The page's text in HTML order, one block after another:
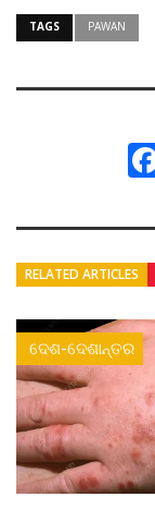
TAGS PAWAN
RELATED ARTICLES
ଦେଶ-ଦେଶାନ୍ତର